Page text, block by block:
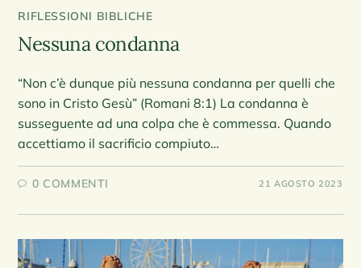
RIFLESSIONI BIBLICHE
Nessuna condanna
“Non c’è dunque più nessuna condanna per quelli che
sono in Cristo Gesù” (Romani 8:1) La condanna è
susseguente ad una colpa che è commessa. Quando
accettiamo il sacrificio compiuto…
0 COMMENTI 21 AGOSTO 2023